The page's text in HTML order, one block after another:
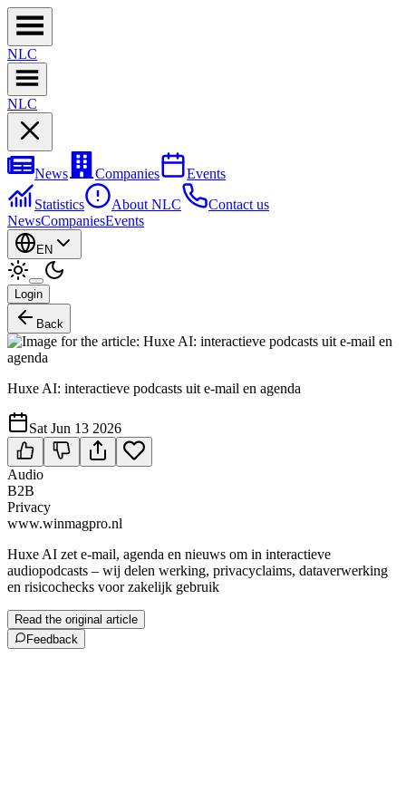
NLC
NLC
News Companies
Events
Statistics
About NLC
Contact us
NewsCompaniesEvents
EN
Login
Back
Huxe AI: interactieve podcasts uit e-mail en agenda
Sat Jun 13 2026
Audio
B2B
Privacy
www.winmagpro.nl
Huxe AI zet e-mail, agenda en nieuws om in interactieve
audiopodcasts – wij delen werking, privacyclaims, dataverwerking
en risicochecks voor zakelijk gebruik
Read the original article
Feedback